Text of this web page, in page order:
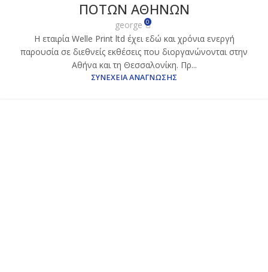
ΠΟΤΩΝ ΑΘΗΝΩΝ
george 0
Η εταιρία Welle Print ltd έχει εδώ και χρόνια ενεργή
παρουσία σε διεθνείς εκθέσεις που διοργανώνονται στην
Αθήνα και τη Θεσσαλονίκη. Πρ...
ΣΥΝΈΧΕΙΑ ΑΝΆΓΝΩΣΗΣ